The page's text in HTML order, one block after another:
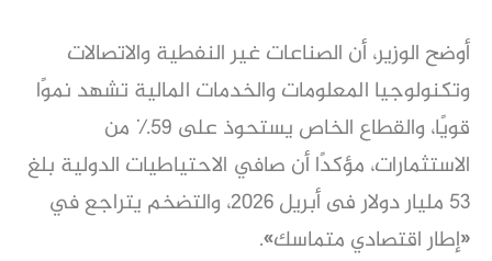
أوضح الوزير، أن الصناعات غير النفطية والاتصالات
وتكنولوجيا المعلومات والخدمات المالية تشهد نموًا
قويًا، والقطاع الخاص يستحوذ على ٥٩٪ من
الاستثمارات، مؤكدًا أن صافي الاحتياطيات الدولية بلغ
٥٣ مليار دولار فى أبريل ٢٠٢٦، والتضخم يتراجع في
«إطار اقتصادي متماسك».